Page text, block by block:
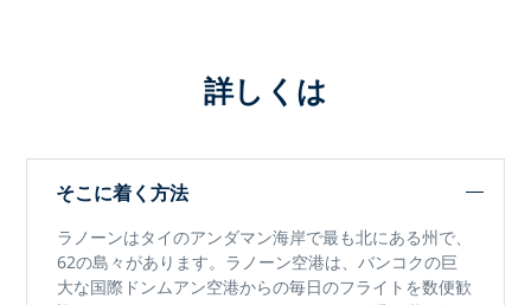
詳しくは
そこに着く方法
ラノーンはタイのアンダマン海岸で最も北にある州で、
62の島々があります。ラノーン空港は、バンコクの巨
大な国際ドンムアン空港からの毎日のフライトを数便歓